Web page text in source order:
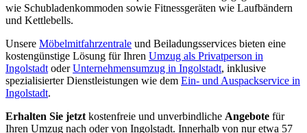
wie Schubladenkommoden sowie Fitnessgeräten wie Laufbändern
und Kettlebells.
Unsere Möbelmitfahrzentrale und Beiladungsservices bieten eine
kostengünstige Lösung für Ihren Umzug als Privatperson in
Ingolstadt oderUnternehmensumzug in Ingolstadt, inklusive
spezialisierter Dienstleistungen wie dem Ein- und Auspackservice in
Ingolstadt.
Erhalten Sie jetzt kostenfreie und unverbindliche Angebote für
Ihren Umzug nach oder von Ingolstadt. Innerhalb von nur etwa 57